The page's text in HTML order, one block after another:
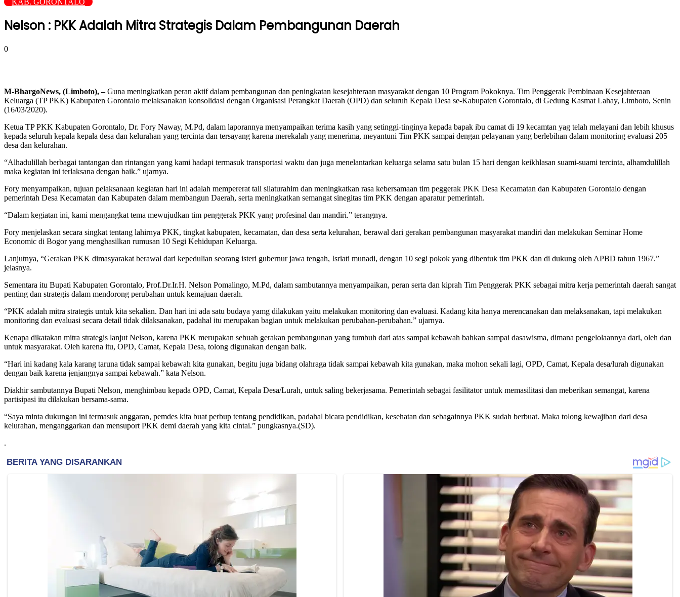
KAB. GORONTALO
Nelson : PKK Adalah Mitra Strategis Dalam Pembangunan Daerah
0
M-BhargoNews, (Limboto), –Guna meningkatkan peran aktif dalam pembangunan dan peningkatan kesejahteraan masyarakat dengan 10 Program Pokoknya. Tim Penggerak Pembinaan Kesejahteraan
Keluarga (TP PKK) Kabupaten Gorontalo melaksanakan konsolidasi dengan Organisasi Perangkat Daerah (OPD) dan seluruh Kepala Desa se-Kabupaten Gorontalo, di Gedung Kasmat Lahay, Limboto, Senin
(16/03/2020).
Ketua TP PKK Kabupaten Gorontalo, Dr. Fory Naway, M.Pd, dalam laporannya menyampaikan terima kasih yang setinggi-tinginya kepada bapak ibu camat di 19 kecamtan yag telah melayani dan lebih khusus
kepada seluruh kepala kepala desa dan kelurahan yang tercinta dan tersayang karena merekalah yang menerima, meyantuni Tim PKK sampai dengan pelayanan yang berlebihan dalam monitoring evaluasi 205
desa dan kelurahan.
“Alhadulillah berbagai tantangan dan rintangan yang kami hadapi termasuk transportasi waktu dan juga menelantarkan keluarga selama satu bulan 15 hari dengan keikhlasan suami-suami tercinta, alhamdulillah
maka kegiatan ini terlaksana dengan baik.” ujarnya.
Fory menyampaikan, tujuan pelaksanaan kegiatan hari ini adalah mempererat tali silaturahim dan meningkatkan rasa kebersamaan tim peggerak PKK Desa Kecamatan dan Kabupaten Gorontalo dengan
pemerintah Desa Kecamatan dan Kabupaten dalam membangun Daerah, serta meningkatkan semangat sinegitas tim PKK dengan aparatur pemerintah.
“Dalam kegiatan ini, kami mengangkat tema mewujudkan tim penggerak PKK yang profesinal dan mandiri.” terangnya.
Fory menjelaskan secara singkat tentang lahirnya PKK, tingkat kabupaten, kecamatan, dan desa serta kelurahan, berawal dari gerakan pembangunan masyarakat mandiri dan melakukan Seminar Home
Economic di Bogor yang menghasilkan rumusan 10 Segi Kehidupan Keluarga.
Lanjutnya, “Gerakan PKK dimasyarakat berawal dari kepedulian seorang isteri gubernur jawa tengah, Isriati munadi, dengan 10 segi pokok yang dibentuk tim PKK dan di dukung oleh APBD tahun 1967.”
jelasnya.
Sementara itu Bupati Kabupaten Gorontalo, Prof.Dr.Ir.H. Nelson Pomalingo, M.Pd, dalam sambutannya menyampaikan, peran serta dan kiprah Tim Penggerak PKK sebagai mitra kerja pemerintah daerah sangat
penting dan strategis dalam mendorong perubahan untuk kemajuan daerah.
“PKK adalah mitra strategis untuk kita sekalian. Dan hari ini ada satu budaya yamg dilakukan yaitu melakukan monitoring dan evaluasi. Kadang kita hanya merencanakan dan melaksanakan, tapi melakukan
monitoring dan evaluasi secara detail tidak dilaksanakan, padahal itu merupakan bagian untuk melakukan perubahan-perubahan.” ujarnya.
Kenapa dikatakan mitra strategis lanjut Nelson, karena PKK merupakan sebuah gerakan pembangunan yang tumbuh dari atas sampai kebawah bahkan sampai dasawisma, dimana pengelolaannya dari, oleh dan
untuk masyarakat. Oleh karena itu, OPD, Camat, Kepala Desa, tolong digunakan dengan baik.
“Hari ini kadang kala karang taruna tidak sampai kebawah kita gunakan, begitu juga bidang olahraga tidak sampai kebawah kita gunakan, maka mohon sekali lagi, OPD, Camat, Kepala desa/lurah digunakan
dengan baik karena jenjangnya sampai kebawah.” kata Nelson.
Diakhir sambutannya Bupati Nelson, menghimbau kepada OPD, Camat, Kepala Desa/Lurah, untuk saling bekerjasama. Pemerintah sebagai fasilitator untuk memasilitasi dan meberikan semangat, karena
partisipasi itu dilakukan bersama-sama.
“Saya minta dukungan ini termasuk anggaran, pemdes kita buat perbup tentang pendidikan, padahal bicara pendidikan, kesehatan dan sebagainnya PKK sudah berbuat. Maka tolong kewajiban dari desa
kelurahan, menganggarkan dan mensuport PKK demi daerah yang kita cintai.” pungkasnya.(SD).
.